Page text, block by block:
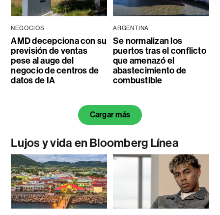
NEGOCIOS
AMD decepciona con su
previsión de ventas
pese al auge del
negocio de centros de
datos de IA
ARGENTINA
Se normalizan los
puertos tras el conflicto
que amenazó el
abastecimiento de
combustible
Cargar más
Lujos y vida en Bloomberg Línea